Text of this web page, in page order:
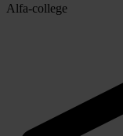
Alfa-college